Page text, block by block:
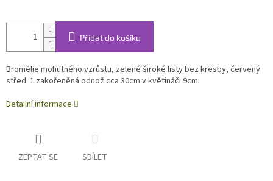
Přidat do košíku
Bromélie mohutného vzrůstu, zelené široké listy bez kresby, červený
střed. 1 zakořeněná odnož cca 30cm v květináči 9cm.
Detailní informace
ZEPTAT SE SDÍLET